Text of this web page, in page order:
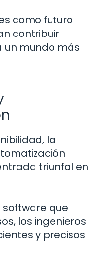
como futuro
contribuir
un mundo más
la
triunfal en
que
los ingenieros
y precisos